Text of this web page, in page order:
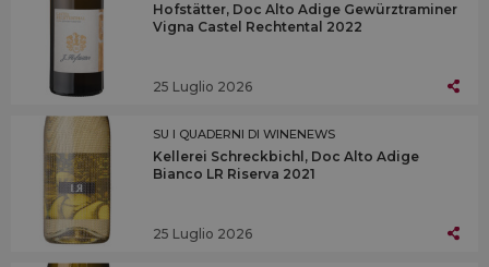
Hofstätter, Doc Alto Adige Gewürztraminer
Vigna Castel Rechtental 2022
25 Luglio 2026
SU I QUADERNI DI WINENEWS
Kellerei Schreckbichl, Doc Alto Adige
Bianco LR Riserva 2021
25 Luglio 2026